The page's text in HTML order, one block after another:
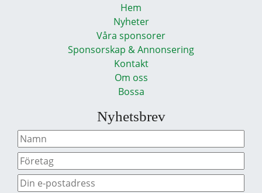
Hem
Nyheter
Våra sponsorer
Sponsorskap & Annonsering
Kontakt
Om oss
Bossa
Nyhetsbrev